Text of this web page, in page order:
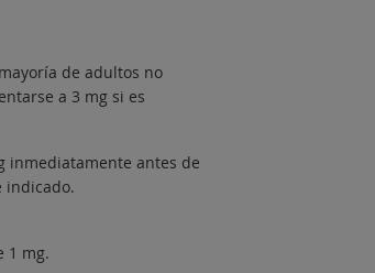
de adultos no
a 3 mg si es
inmediatamente antes de
indicado.
1 mg.